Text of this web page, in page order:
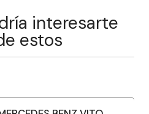
interesarte
estos